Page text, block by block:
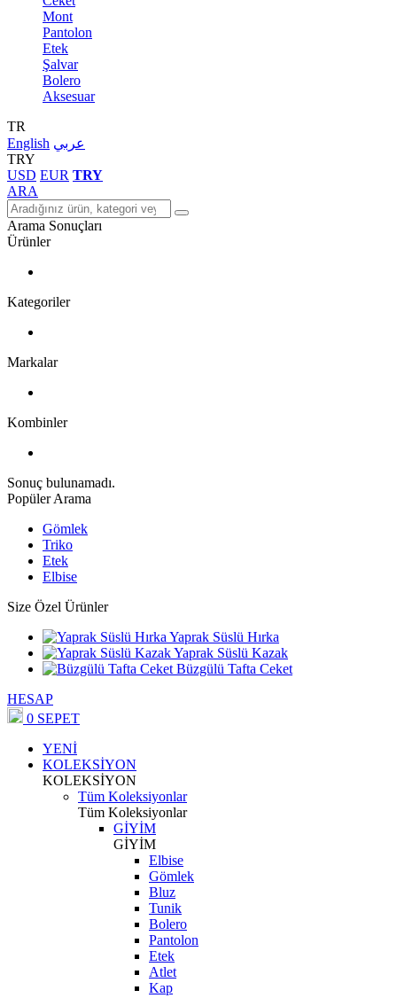
Mont
Pantolon
Etek
Şalvar
Bolero
Aksesuar
TR
English عربي
TRY
USD EUR TRY
ARA
Arama Sonuçları
Ürünler
Kategoriler
Markalar
Kombinler
Sonuç bulunamadı.
Popüler Arama
Gömlek
Triko
Etek
Elbise
Size Özel Ürünler
Yaprak Süslü Hırka
Yaprak Süslü Kazak
Büzgülü Tafta Ceket
HESAP
0 SEPET
YENİ
KOLEKSİYON
KOLEKSİYON
Tüm Koleksiyonlar
Tüm Koleksiyonlar
GİYİM
GİYİM
Elbise
Gömlek
Bluz
Tunik
Bolero
Pantolon
Etek
Atlet
Kap